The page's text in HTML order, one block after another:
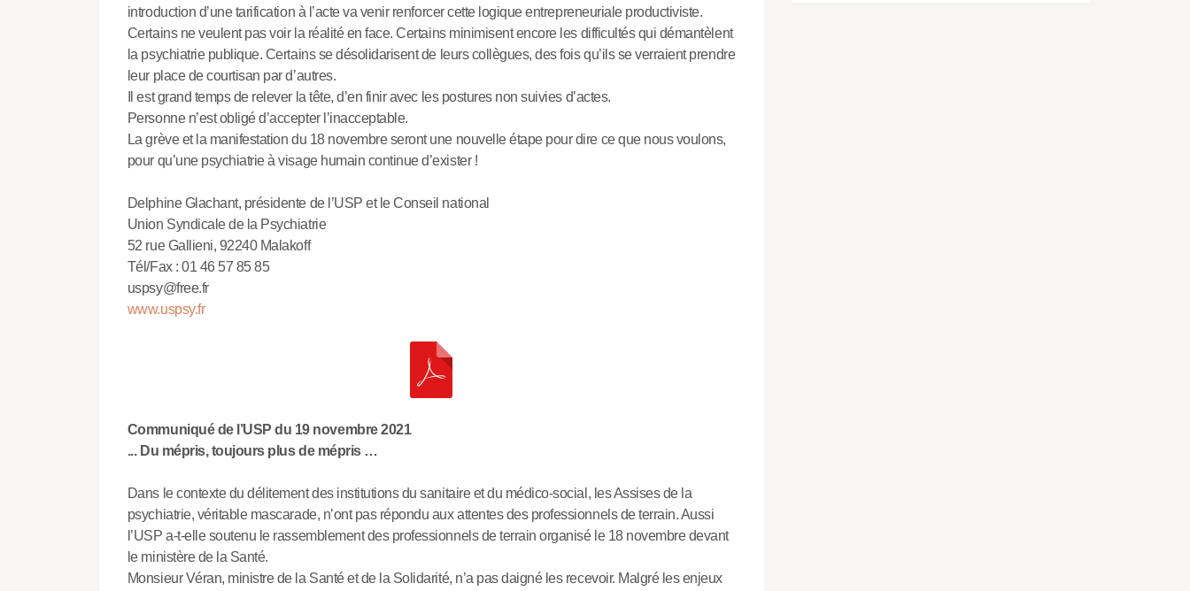
introduction d’une tarification à l’acte va venir renforcer cette logique entrepreneuriale productiviste.
Certains ne veulent pas voir la réalité en face. Certains minimisent encore les difficultés qui démantèlent
la psychiatrie publique. Certains se désolidarisent de leurs collègues, des fois qu’ils se verraient prendre
leur place de courtisan par d’autres.
Il est grand temps de relever la tête, d’en finir avec les postures non suivies d’actes.
Personne n’est obligé d’accepter l’inacceptable.
La grève et la manifestation du 18 novembre seront une nouvelle étape pour dire ce que nous voulons,
pour qu’une psychiatrie à visage humain continue d’exister !
Delphine Glachant, présidente de l’USP et le Conseil national
Union Syndicale de la Psychiatrie
52 rue Gallieni, 92240 Malakoff
Tél/Fax : 01 46 57 85 85
uspsy@free.fr
www.uspsy.fr
Communiqué de l’USP du 19 novembre 2021
... Du mépris, toujours plus de mépris …
Dans le contexte du délitement des institutions du sanitaire et du médico-social, les Assises de la
psychiatrie, véritable mascarade, n’ont pas répondu aux attentes des professionnels de terrain. Aussi
l’USP a-t-elle soutenu le rassemblement des professionnels de terrain organisé le 18 novembre devant
le ministère de la Santé.
Monsieur Véran, ministre de la Santé et de la Solidarité, n’a pas daigné les recevoir. Malgré les enjeux